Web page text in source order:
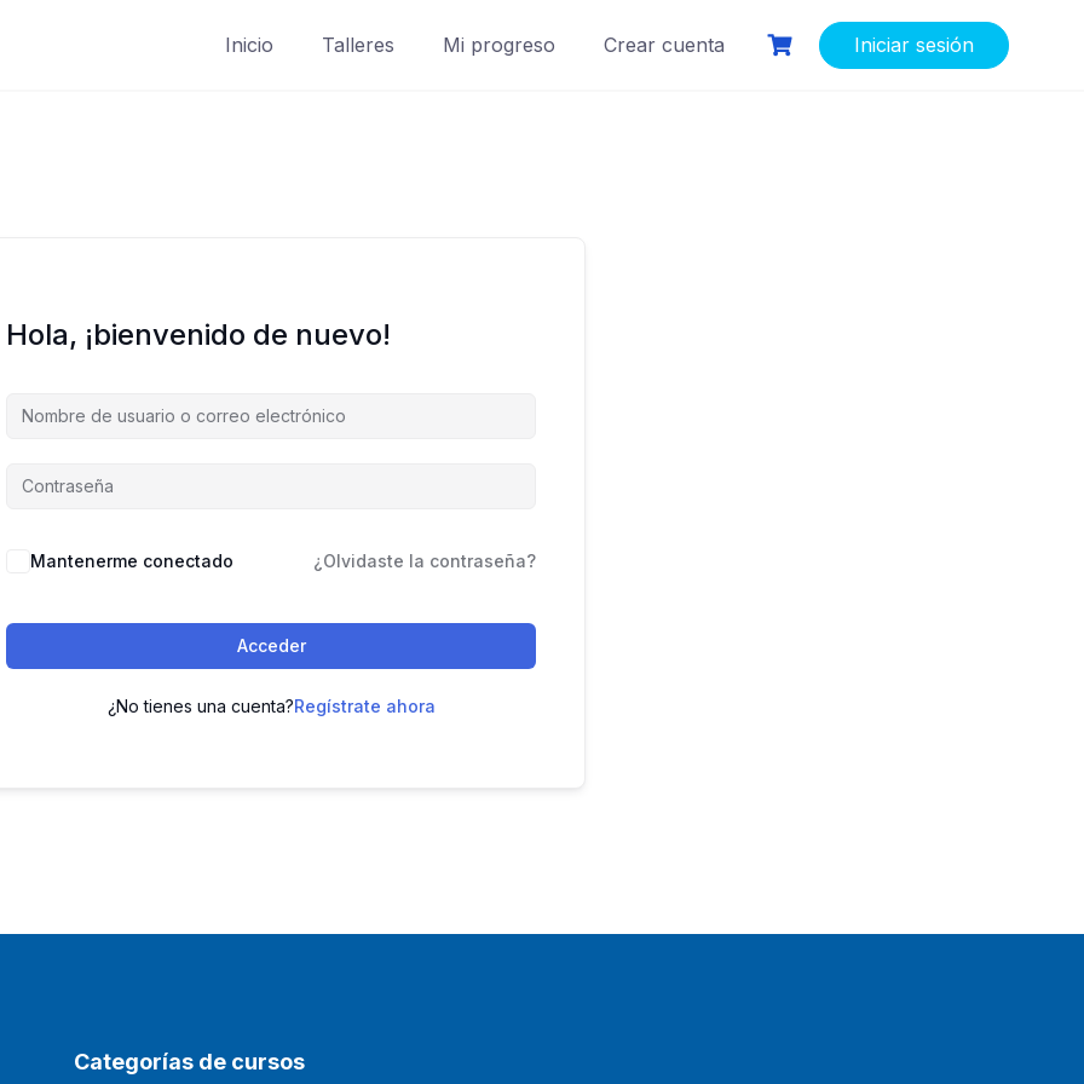
Inicio Talleres Mi progreso Crear cuenta Iniciar sesión
Hola, ¡bienvenido de nuevo!
Mantenerme conectado ¿Olvidaste la contraseña?
Acceder
¿No tienes una cuenta?Regístrate ahora
Categorías de cursos